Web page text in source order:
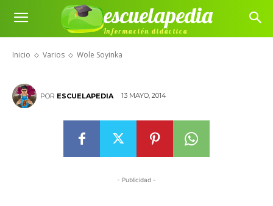
escuelapedia
Información didáctica
Inicio Varios Wole Soyinka
Wole Soyinka
POR ESCUELAPEDIA 13 MAYO, 2014
- Publicidad -